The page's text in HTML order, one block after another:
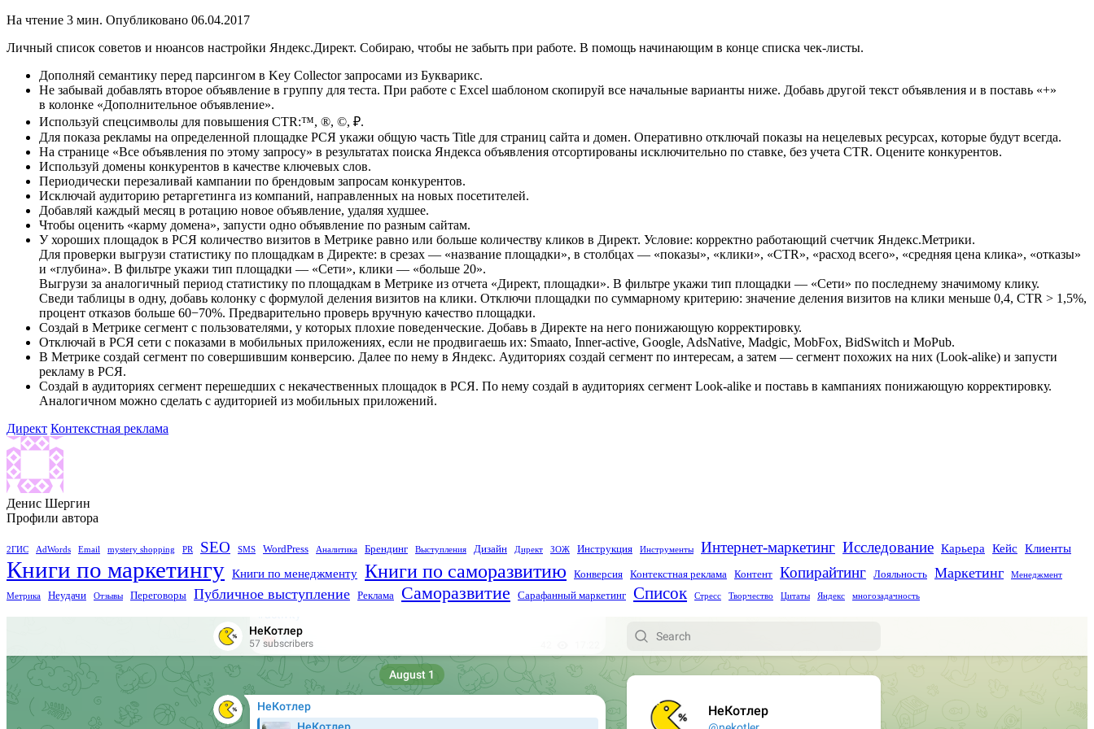
На чтение 3 мин. Опубликовано 06.04.2017
Личный список советов и нюансов настройки Яндекс.Директ. Собираю, чтобы не забыть при работе. В помощь начинающим в конце списка чек-листы.
Дополняй семантику перед парсингом в Key Collector запросами из Букварикс.
Не забывай добавлять второе объявление в группу для теста. При работе с Excel шаблоном скопируй все начальные варианты ниже. Добавь другой текст объявления и в поставь «+»
в колонке «Дополнительное объявление».
Используй спецсимволы для повышения CTR:™, ®, ©, ₽.
Для показа рекламы на определенной площадке РСЯ укажи общую часть Title для страниц сайта и домен. Оперативно отключай показы на нецелевых ресурсах, которые будут всегда.
На странице «Все объявления по этому запросу» в результатах поиска Яндекса объявления отсортированы исключительно по ставке, без учета CTR. Оцените конкурентов.
Используй домены конкурентов в качестве ключевых слов.
Периодически перезаливай кампании по брендовым запросам конкурентов.
Исключай аудиторию ретаргетинга из компаний, направленных на новых посетителей.
Добавляй каждый месяц в ротацию новое объявление, удаляя худшее.
Чтобы оценить «карму домена», запусти одно объявление по разным сайтам.
У хороших площадок в РСЯ количество визитов в Метрике равно или больше количеству кликов в Директ. Условие: корректно работающий счетчик Яндекс.Метрики.
Для проверки выгрузи статистику по площадкам в Директе: в срезах — «название площадки», в столбцах — «показы», «клики», «CTR», «расход всего», «средняя цена клика», «отказы»
и «глубина». В фильтре укажи тип площадки — «Сети», клики — «больше 20».
Выгрузи за аналогичный период статистику по площадкам в Метрике из отчета «Директ, площадки». В фильтре укажи тип площадки — «Сети» по последнему значимому клику.
Сведи таблицы в одну, добавь колонку с формулой деления визитов на клики. Отключи площадки по суммарному критерию: значение деления визитов на клики меньше 0,4, CTR > 1,5%,
процент отказов больше 60−70%. Предварительно проверь вручную качество площадки.
Создай в Метрике сегмент с пользователями, у которых плохие поведенческие. Добавь в Директе на него понижающую корректировку.
Отключай в РСЯ сети с показами в мобильных приложениях, если не продвигаешь их: Smaato, Inner-active, Google, AdsNative, Madgic, MobFox, BidSwitch и MoPub.
В Метрике создай сегмент по совершившим конверсию. Далее по нему в Яндекс. Аудиториях создай сегмент по интересам, а затем — сегмент похожих на них (Look-alike) и запусти
рекламу в РСЯ.
Создай в аудиториях сегмент перешедших с некачественных площадок в РСЯ. По нему создай в аудиториях сегмент Look-alike и поставь в кампаниях понижающую корректировку.
Аналогичном можно сделать с аудиторией из мобильных приложений.
Директ Контекстная реклама
Денис Шергин
Профили автора
2ГИС AdWords Email mystery shopping PR SEO SMS WordPress Аналитика Брендинг Выступления Дизайн Директ ЗОЖ Инструкция Инструменты Интернет-маркетинг Исследование Карьера Кейс Клиенты
Книги по маркетингу Книги по менеджменту Книги по саморазвитию Конверсия Контекстная реклама Контент Копирайтинг Лояльность Маркетинг Менеджмент
Метрика Неудачи Отзывы Переговоры Публичное выступление Реклама Саморазвитие Сарафанный маркетинг Список Стресс Творчество Цитаты Яндекс многозадачность